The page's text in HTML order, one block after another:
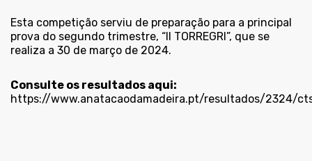
Esta competição serviu de preparação para a principal
prova do segundo trimestre, “II TORREGRI”, que se
realiza a 30 de março de 2024.
Consulte os resultados aqui:
https://www.anatacaodamadeira.pt/resultados/2324/